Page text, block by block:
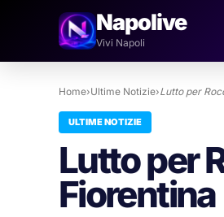
Napolive
Vivi Napoli
Home›Ultime Notizie›Lutto per
ULTIME NOTIZIE
Lutto per
Fiorentina